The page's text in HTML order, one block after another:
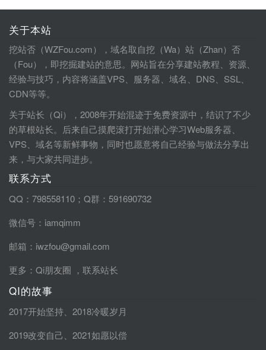
关于本站
挖站否（WZFou.com），域名取自挖（Wa）站（Zhan）否
（Fou），即挖掘建站的意思。网站旨在分享建站教程、资源、
经验与技巧，内容将涵盖VPS、服务器、域名、DNS、SSL、
CDN等等。
关于站长（Qi），2008年开始混迹于免费资源中，结识了不少
的草根站长。后来自己摸爬滚打开始潜心学习Web服务器、
VPS、域名等新鲜事物，同时也愿意将自己经验与做法分享出
来，与大家共同进步。
联系方式
QQ：798558110；Q群：591690732
微信号：iamqimm
邮箱：iwzfou@gmail.com
更多： Qi朋友圈 ， 联系站长
QI的故事
2017开始坚持
2018冷暖岁月
2019改变自己
2021如愿以偿